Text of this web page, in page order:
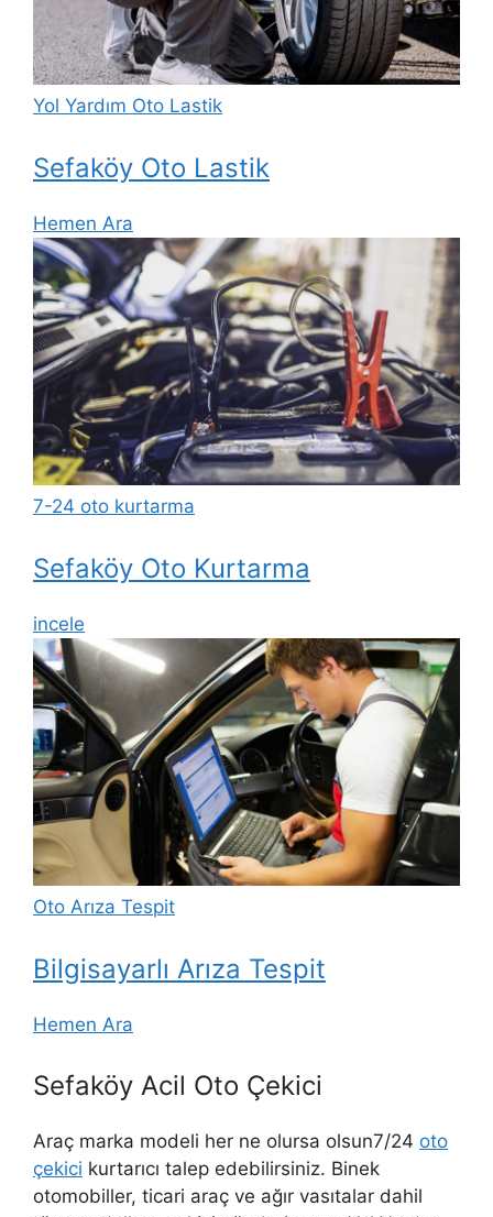
Yol Yardım Oto Lastik
Sefaköy Oto Lastik
Hemen Ara
7-24 oto kurtarma
Sefaköy Oto Kurtarma
incele
Oto Arıza Tespit
Bilgisayarlı Arıza Tespit
Hemen Ara
Sefaköy Acil Oto Çekici
Araç marka modeli her ne olursa olsun7/24 oto
çekici kurtarıcı talep edebilirsiniz. Binek
otomobiller, ticari araç ve ağır vasıtalar dahil